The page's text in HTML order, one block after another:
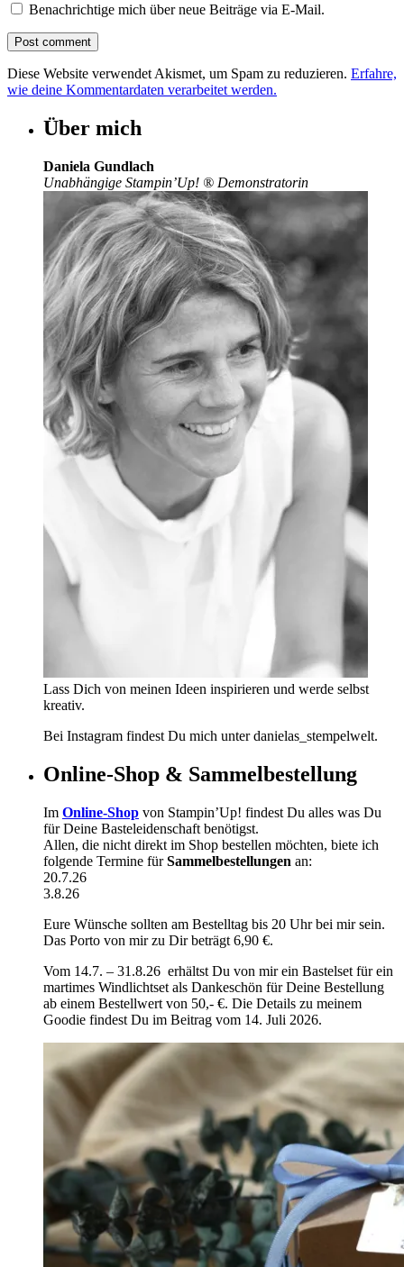
Benachrichtige mich über neue Beiträge via E-Mail.
Diese Website verwendet Akismet, um Spam zu reduzieren. Erfahre,
wie deine Kommentardaten verarbeitet werden.
Über mich
Daniela Gundlach
Unabhängige Stampin’Up! ® Demonstratorin
Lass Dich von meinen Ideen inspirieren und werde selbst
kreativ.
Bei Instagram findest Du mich unter danielas_stempelwelt.
Online-Shop & Sammelbestellung
Im Online-Shop von Stampin’Up! findest Du alles was Du
für Deine Basteleidenschaft benötigst.
Allen, die nicht direkt im Shop bestellen möchten, biete ich
folgende Termine fürSammelbestellungen an:
20.7.26
3.8.26
Eure Wünsche sollten am Bestelltag bis 20 Uhr bei mir sein.
Das Porto von mir zu Dir beträgt 6,90 €.
Vom 14.7. – 31.8.26 erhältst Du von mir ein Bastelset für ein
martimes Windlichtset als Dankeschön für Deine Bestellung
ab einem Bestellwert von 50,- €. Die Details zu meinem
Goodie findest Du im Beitrag vom 14. Juli 2026.